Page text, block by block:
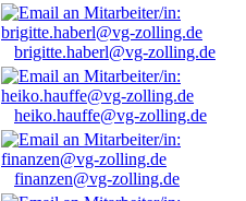
brigitte.haberl@vg-zolling.de
heiko.hauffe@vg-zolling.de
finanzen@vg-zolling.de